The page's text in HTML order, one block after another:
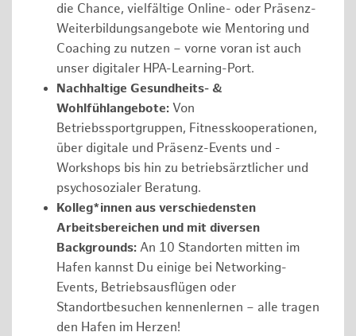
die Chance, vielfältige Online- oder Präsenz-
Weiterbildungsangebote wie Mentoring und
Coaching zu nutzen – vorne voran ist auch
unser digitaler HPA-Learning-Port.
Nachhaltige Gesundheits- &
Wohlfühlangebote: Von
Betriebssportgruppen, Fitnesskooperationen,
über digitale und Präsenz-Events und -
Workshops bis hin zu betriebsärztlicher und
psychosozialer Beratung.
Kolleg*innen aus verschiedensten
Arbeitsbereichen und mit diversen
Backgrounds: An 10 Standorten mitten im
Hafen kannst Du einige bei Networking-
Events, Betriebsausflügen oder
Standortbesuchen kennenlernen – alle tragen
den Hafen im Herzen!